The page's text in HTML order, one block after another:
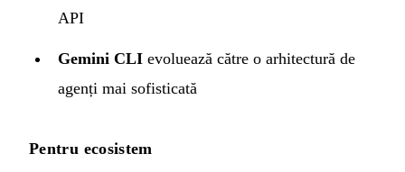
API
Gemini CLI evoluează către o arhitectură de
agenți mai sofisticată
Pentru ecosistem